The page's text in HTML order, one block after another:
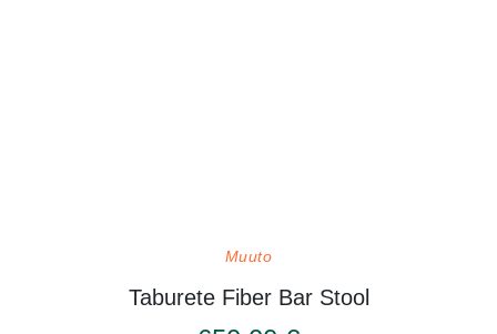
Muuto
Taburete Fiber Bar Stool